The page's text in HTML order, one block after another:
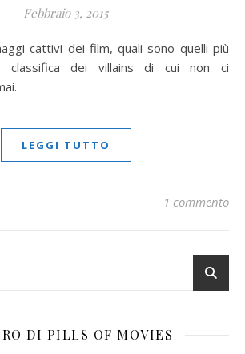
Febbraio 3, 2015
classifica dei villains di cui non ci
LEGGI TUTTO
1 commento
DI PILLS OF MOVIES